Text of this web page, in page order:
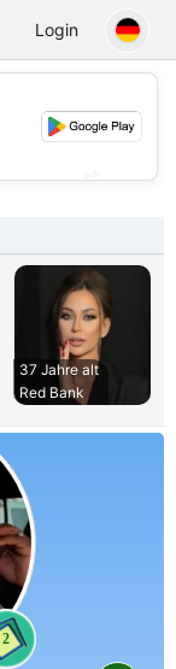
Login
37 Jahre alt
Red Bank
2